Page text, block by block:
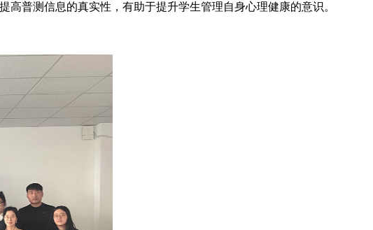
普测信息的真实性，有助于提升学生管理自身心理健康的意识。